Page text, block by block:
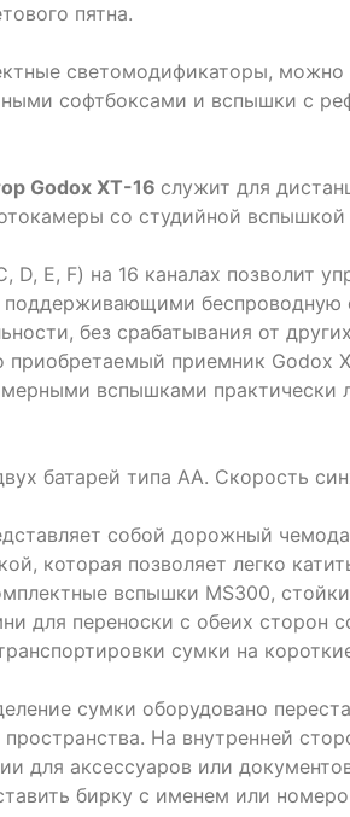
пятна.
светомодификаторы, можно
софтбоксами и вспышки с
Godox XT-16 служит для
со студийной
D, E, F) на 16 каналах позволит
поддерживающими беспроводную
без срабатывания от
приобретаемый приемник Godox
вспышками практически
батарей типа АА. Скорость
собой дорожный
которая позволяет легко
вспышки MS300,
для переноски с обеих сторон
сумки на
сумки оборудовано
пространства. На внутренней
для аксессуаров или
бирку с именем или